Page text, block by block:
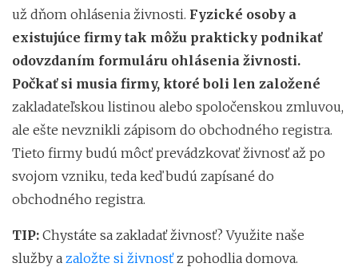
už dňom ohlásenia živnosti. Fyzické osoby a
existujúce firmy tak môžu prakticky podnikať
odovzdaním formuláru ohlásenia živnosti.
Počkať si musia firmy, ktoré boli len založené
zakladateľskou listinou alebo spoločenskou zmluvou,
ale ešte nevznikli zápisom do obchodného registra.
Tieto firmy budú môcť prevádzkovať živnosť až po
svojom vzniku, teda keď budú zapísané do
obchodného registra.
TIP: Chystáte sa zakladať živnosť? Využite naše
služby a založte si živnosťz pohodlia domova.